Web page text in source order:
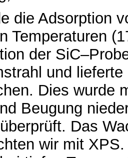
die Adsorption
Temperaturen
der
und
Dies wurde
Beugung
Das
wir mit